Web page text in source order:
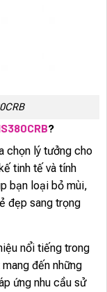
?
chọn lý tưởng cho
tinh tế và tính
bạn loại bỏ mùi,
đẹp sang trọng
nổi tiếng trong
đến những
ứng nhu cầu sử